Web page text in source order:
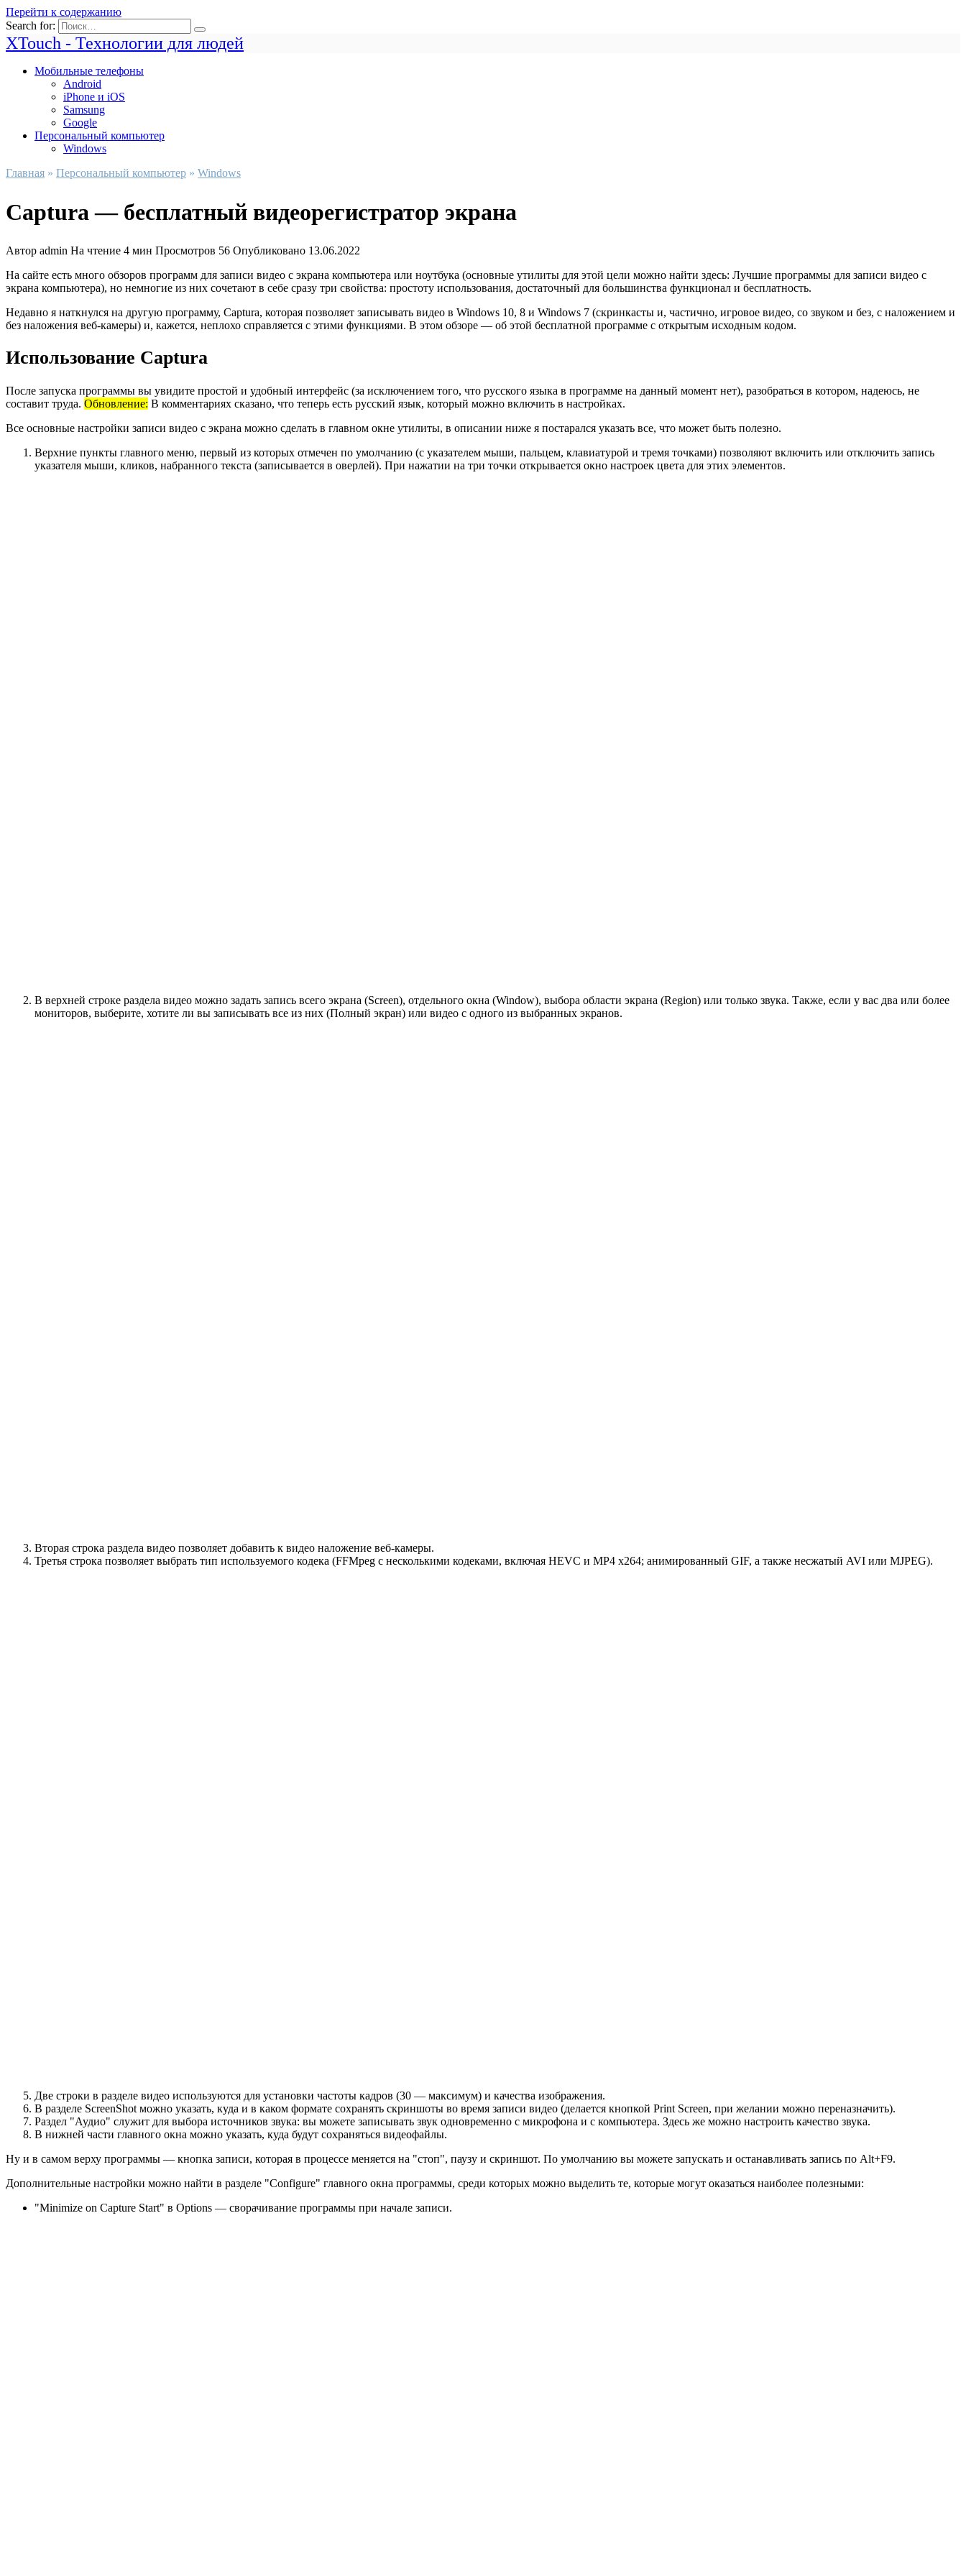
Перейти к содержанию
Search for:
XTouch - Технологии для людей
Мобильные телефоны
Android
iPhone и iOS
Samsung
Google
Персональный компьютер
Windows
Главная » Персональный компьютер » Windows
Captura — бесплатный видеорегистратор экрана
Автор admin На чтение 4 мин Просмотров 56 Опубликовано 13.06.2022
На сайте есть много обзоров программ для записи видео с экрана компьютера или ноутбука (основные утилиты для этой цели можно найти здесь: Лучшие программы для записи видео с
экрана компьютера), но немногие из них сочетают в себе сразу три свойства: простоту использования, достаточный для большинства функционал и бесплатность.
Недавно я наткнулся на другую программу, Captura, которая позволяет записывать видео в Windows 10, 8 и Windows 7 (скринкасты и, частично, игровое видео, со звуком и без, с наложением и
без наложения веб-камеры) и, кажется, неплохо справляется с этими функциями. В этом обзоре — об этой бесплатной программе с открытым исходным кодом.
Использование Captura
После запуска программы вы увидите простой и удобный интерфейс (за исключением того, что русского языка в программе на данный момент нет), разобраться в котором, надеюсь, не
составит труда. Обновление: В комментариях сказано, что теперь есть русский язык, который можно включить в настройках.
Все основные настройки записи видео с экрана можно сделать в главном окне утилиты, в описании ниже я постарался указать все, что может быть полезно.
Верхние пункты главного меню, первый из которых отмечен по умолчанию (с указателем мыши, пальцем, клавиатурой и тремя точками) позволяют включить или отключить запись
указателя мыши, кликов, набранного текста (записывается в оверлей). При нажатии на три точки открывается окно настроек цвета для этих элементов.
В верхней строке раздела видео можно задать запись всего экрана (Screen), отдельного окна (Window), выбора области экрана (Region) или только звука. Также, если у вас два или более
мониторов, выберите, хотите ли вы записывать все из них (Полный экран) или видео с одного из выбранных экранов.
Вторая строка раздела видео позволяет добавить к видео наложение веб-камеры.
Третья строка позволяет выбрать тип используемого кодека (FFMpeg с несколькими кодеками, включая HEVC и MP4 x264; анимированный GIF, а также несжатый AVI или MJPEG).
Две строки в разделе видео используются для установки частоты кадров (30 — максимум) и качества изображения.
В разделе ScreenShot можно указать, куда и в каком формате сохранять скриншоты во время записи видео (делается кнопкой Print Screen, при желании можно переназначить).
Раздел "Аудио" служит для выбора источников звука: вы можете записывать звук одновременно с микрофона и с компьютера. Здесь же можно настроить качество звука.
В нижней части главного окна можно указать, куда будут сохраняться видеофайлы.
Ну и в самом верху программы — кнопка записи, которая в процессе меняется на "стоп", паузу и скриншот. По умолчанию вы можете запускать и останавливать запись по Alt+F9.
Дополнительные настройки можно найти в разделе "Configure" главного окна программы, среди которых можно выделить те, которые могут оказаться наиболее полезными:
"Minimize on Capture Start" в Options — сворачивание программы при начале записи.